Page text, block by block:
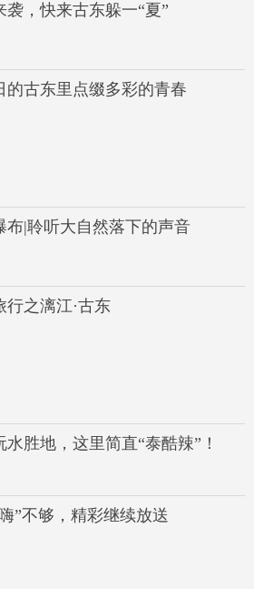
袭，快来古东躲一“夏”
的古东里点缀多彩的青春
布|聆听大自然落下的声音
行之漓江·古东
水胜地，这里简直“泰酷辣”！
”不够，精彩继续放送